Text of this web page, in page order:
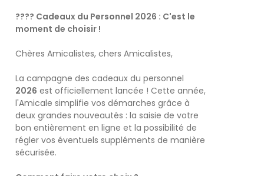
???? Cadeaux du Personnel 2026 : C'est le
moment de choisir !
Chères Amicalistes, chers Amicalistes,
La campagne des cadeaux du personnel
2026 est officiellement lancée ! Cette année,
l'Amicale simplifie vos démarches grâce à
deux grandes nouveautés : la saisie de votre
bon entièrement en ligne et la possibilité de
régler vos éventuels suppléments de manière
sécurisée.